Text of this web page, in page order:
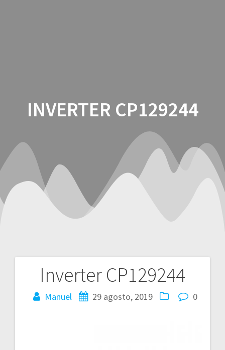
INVERTER CP129244
Inverter CP129244
Manuel 29 agosto, 2019 0
Navegación
de